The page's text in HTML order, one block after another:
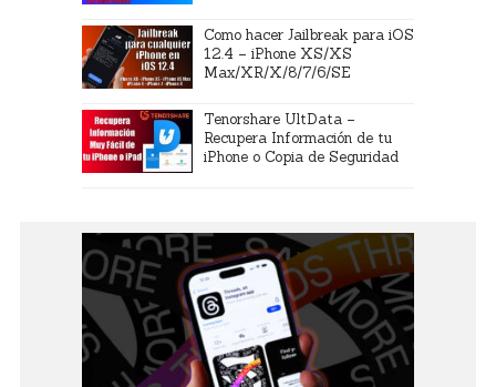
Como hacer Jailbreak para iOS
12.4 – iPhone XS/XS
Max/XR/X/8/7/6/SE
Tenorshare UltData –
Recupera Información de tu
iPhone o Copia de Seguridad